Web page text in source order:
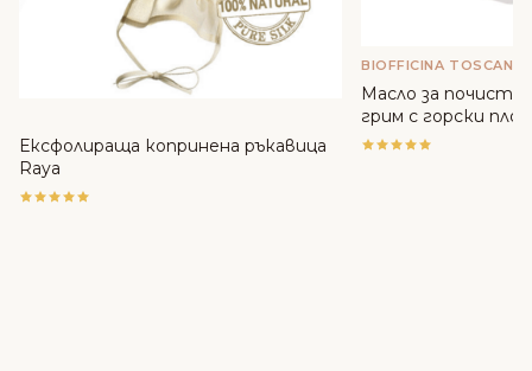
Ексфолираща копринена ръкавица
Raya
BIOFFICINA TOSCANA
Масло за
грим с горски
Toscana